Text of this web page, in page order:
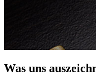
Was uns